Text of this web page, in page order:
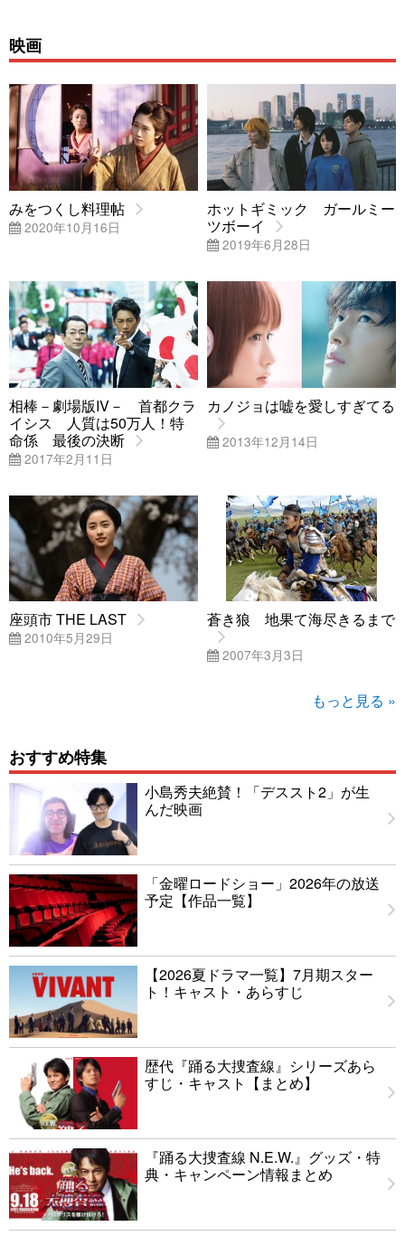
映画
みをつくし料理帖
2020年10月16日
ホットギミック ガールミー
ツボーイ
2019年6月28日
相棒－劇場版IV－ 首都クラ
イシス 人質は50万人！特
命係 最後の決断
2017年2月11日
カノジョは嘘を愛しすぎてる
2013年12月14日
座頭市 THE LAST
2010年5月29日
蒼き狼 地果て海尽きるまで
2007年3月3日
もっと見る »
おすすめ特集
小島秀夫絶賛！「デススト2」が生
んだ映画
「金曜ロードショー」2026年の放送
予定【作品一覧】
【2026夏ドラマ一覧】7月期スター
ト！キャスト・あらすじ
歴代『踊る大捜査線』シリーズあら
すじ・キャスト【まとめ】
『踊る大捜査線 N.E.W.』グッズ・特
典・キャンペーン情報まとめ